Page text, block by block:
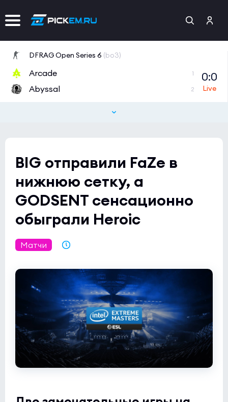
DFRAG Open Series 6 (bo3)
Arcade 1
Abyssal 2
0:0
(bo3)
Tipsport Open Cup 1 (bo3)
NAVI Junior
MAYBE 0
CCT 2026 Europe Series 6 (bo3)
Butterfly
NODWIN Clutch Series 10(bo3)
1win
INOX Division 1
BIG отправили FaZe в
нижнюю сетку, а
GODSENT сенсационно
обыграли Heroic
Матчи